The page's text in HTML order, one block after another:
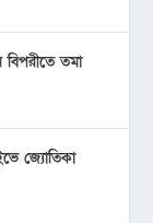
তমা
জ্যোতিকা